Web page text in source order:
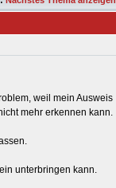
weil mein Ausweis
mehr erkennen kann.
unterbringen kann.